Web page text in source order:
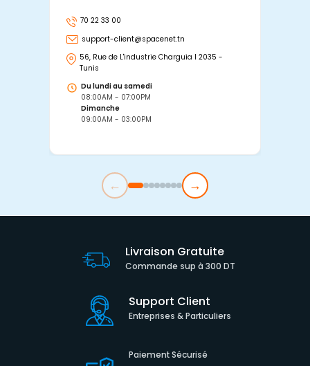
70 22 33 00
support-client@spacenet.tn
56, Rue de L'industrie Charguia I 2035 -
Tunis
Du lundi au samedi
08:00AM - 07:00PM
Dimanche
09:00AM - 03:00PM
← →
Livraison Gratuite
Commande sup à 300 DT
Support Client
Entreprises & Particuliers
Paiement Sécurisé